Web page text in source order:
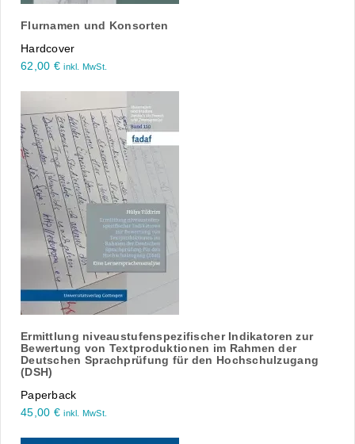
Flurnamen und Konsorten
Hardcover
62,00 € inkl. MwSt.
Ermittlung niveaustufenspezifischer Indikatoren zur
Bewertung von Textproduktionen im Rahmen der
Deutschen Sprachprüfung für den Hochschulzugang
(DSH)
Paperback
45,00 € inkl. MwSt.